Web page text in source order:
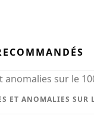
ET ANOMALIES SUR